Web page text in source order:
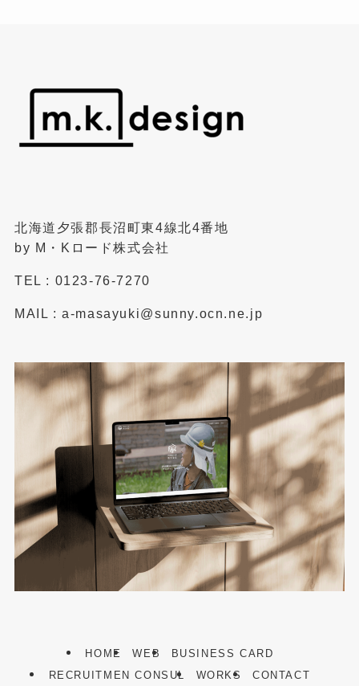
北海道夕張郡長沼町東4線北4番地
by M・Kロード株式会社
TEL : 0123-76-7270
MAIL : a-masayuki@sunny.ocn.ne.jp
HOME WEB
BUSINESS CARD
RECRUITMEN CONSUL
WORKS CONTACT